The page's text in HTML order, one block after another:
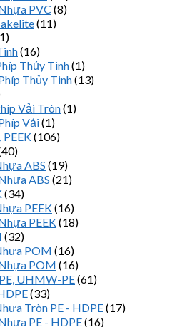
PVC (8)
(11)
(16)
Thủy Tinh(1)
Thủy Tinh(13)
Vải Tròn(1)
Vải(1)
(106)
ABS (19)
ABS (21)
(34)
PEEK(16)
PEEK(18)
(32)
POM (16)
POM (16)
UHMW-PE(61)
(33)
Tròn PE - HDPE(17)
PE - HDPE(16)